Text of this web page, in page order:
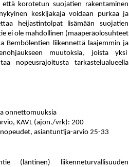
korotetun suojatien rakentaminen
keskijakaja voidaan purkaa ja
heijastintolpat lisämään suojatien
ei ole mahdollinen (maaperäolosuhteet
Bembölentien liikennettä laajemmin ja
muutoksia, joista yksi
nopeusrajoitusta tarkastelualueella
onnettomuuksia
KAVL (ajon./vrk): 200
asiantuntija-arvio 25-33
(läntinen) liikenneturvallisuuden